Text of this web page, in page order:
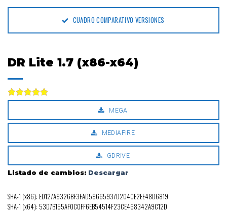
CUADRO COMPARATIVO VERSIONES
DR Lite 1.7 (x86-x64)
de 5
MEGA
MEDIAFIRE
GDRIVE
Listado de cambios: Descargar
SHA-1 (x86): ED127A9326BF3FAD59665937D2040E2EE48D6819
SHA-1 (x64): 53D7B155AF0C0FF6EB54514F23CE468342A9C12D